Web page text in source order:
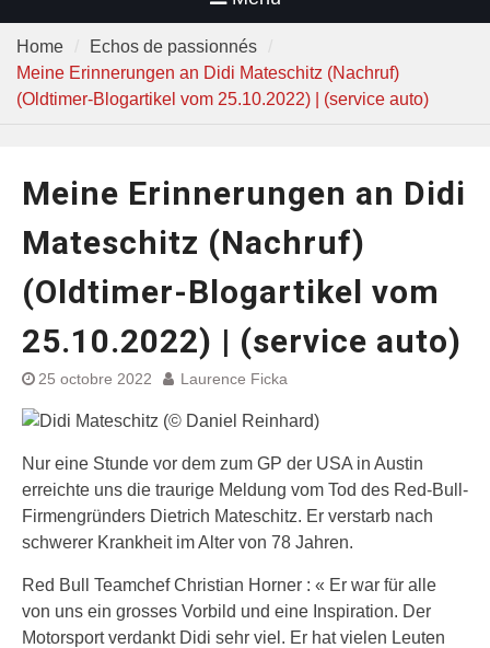
Home
Echos de passionnés
Meine Erinnerungen an Didi Mateschitz (Nachruf)
(Oldtimer-Blogartikel vom 25.10.2022) | (service auto)
Meine Erinnerungen an Didi
Mateschitz (Nachruf)
(Oldtimer-Blogartikel vom
25.10.2022) | (service auto)
25 octobre 2022 Laurence Ficka
Nur eine Stunde vor dem zum GP der USA in Austin
erreichte uns die traurige Meldung vom Tod des Red-Bull-
Firmengründers Dietrich Mateschitz. Er verstarb nach
schwerer Krankheit im Alter von 78 Jahren.
Red Bull Teamchef Christian Horner : « Er war für alle
von uns ein grosses Vorbild und eine Inspiration. Der
Motorsport verdankt Didi sehr viel. Er hat vielen Leuten